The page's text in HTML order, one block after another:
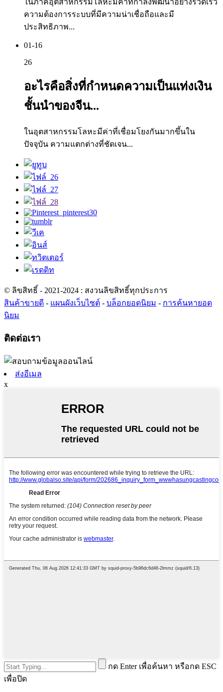
ความต้องการระบบที่มีความน่าเชื่อถือและมี
ประสิทธิภาพ...
01-16
26
อะไรคือสิ่งที่กำหนดความเป็นแท่งเงิน
ชั้นนำของจีน...
ในอุตสาหกรรมโลหะมีค่าที่เชื่อมโยงกันมากขึ้นใน
ปัจจุบัน ความแตกต่างที่ชัดเจน...
© ลิขสิทธิ์ - 2021-2024 : สงวนลิขสิทธิ์ทุกประการ
สินค้าขายดี - แผนผังเว็บไซต์ - บล็อกยอดนิยม - การค้นหายอด
นิยม
ติดต่อเรา
ส่งอีเมล
x
กด Enter เพื่อค้นหา หรือกด ESC
เพื่อปิด